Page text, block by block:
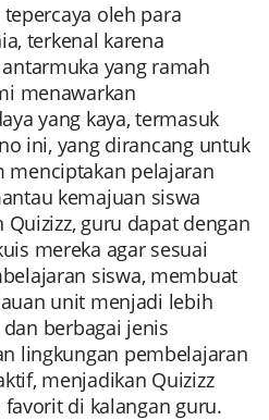
oleh para
terkenal karena
yang ramah
menawarkan
yang kaya, termasuk
ini, yang dirancang untuk
menciptakan pelajaran
kemajuan siswa
guru dapat dengan
mereka agar sesuai
siswa, membuat
unit menjadi lebih
berbagai jenis
lingkungan pembelajaran
menjadikan Quizizz
di kalangan guru.